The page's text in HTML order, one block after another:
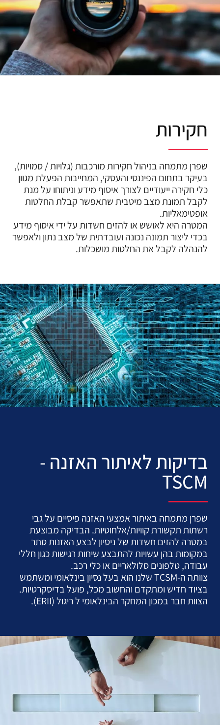
חקירות
שפרן מתמחה בניהול חקירות מורכבות (גלויות / סמויות),
בעיקר בתחום הפיננסי והעסקי, המחייבות הפעלת מגוון
כלי חקירה ייעודיים לצורך איסוף מידע וניתוחו על מנת
לקבל תמונת מצב מיטבית שתאפשר קבלת החלטות
אופטימאליות.
המטרה היא לאושש או להזים חשדות על ידי איסוף מידע
בכדי ליצור תמונה נכונה ועובדתית של מצב נתון ולאפשר
להנהלה לקבל את החלטות מושכלות.
בדיקות לאיתור האזנה -
TSCM
שפרן מתמחה באיתור אמצעי האזנה פיסיים על גבי
רשתות תקשורת קוויות/אלחוטיות. הבדיקה מבוצעת
במטרה להזים חשדות של ניסיון לבצע האזנות סתר
במקומות בהן עשויות להתבצע שיחות רגישות כגון חללי
עבודה, טלפונים סלולאריים או כלי רכב.
צוותה ה-TCSM שלנו הוא בעל נסיון בינלאומי ומשתמש
בציוד חדיש ומתקדם והחשוב מכל, פועל בדיסקרטיות.
הצוות חבר במכון המחקר הבינלאומי ל ריגול (ERII).